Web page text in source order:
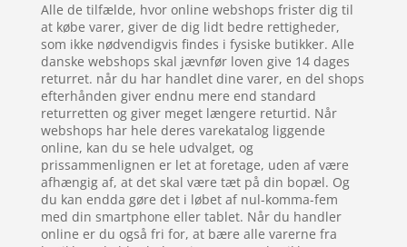
Alle de tilfælde, hvor online webshops frister dig til
at købe varer, giver de dig lidt bedre rettigheder,
som ikke nødvendigvis findes i fysiske butikker. Alle
danske webshops skal jævnfør loven give 14 dages
returret. når du har handlet dine varer, en del shops
efterhånden giver endnu mere end standard
returretten og giver meget længere returtid. Når
webshops har hele deres varekatalog liggende
online, kan du se hele udvalget, og
prissammenlignen er let at foretage, uden af være
afhængig af, at det skal være tæt på din bopæl. Og
du kan endda gøre det i løbet af nul-komma-fem
med din smartphone eller tablet. Når du handler
online er du også fri for, at bære alle varerne fra